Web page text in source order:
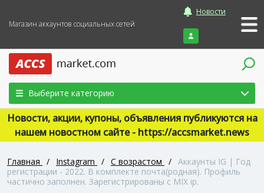
Магазин аккаунтов социальных сетей
Новости
Войти
Выберите категорию
Новости, акции, купоны, объявления публикуются на
нашем новостном сайте - https://accsmarket.news
Главная / Instagram / С возрастом / Аккаунты IG | Год
регистрации - 2022. В комплекте почта(родная). Профиль
частично заполнен. Зарегистрированы с MIX ip.